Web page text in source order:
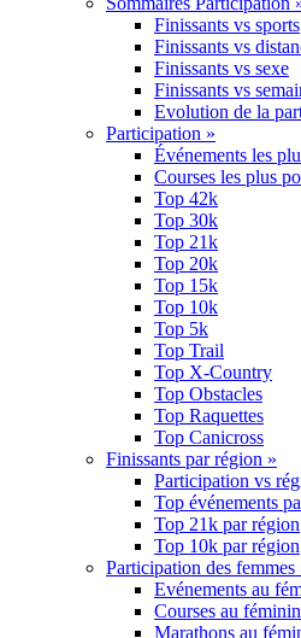
Finissants vs sports
Finissants vs
Finissants vs sexe
Finissants vs
Evolution de la
Participation »
Événements les
Courses les plus
Top 42k
Top 30k
Top 21k
Top 20k
Top 15k
Top 10k
Top 5k
Top Trail
Top X-Country
Top Obstacles
Top Raquettes
Top Canicross
Finissants par région »
Participation vs
Top événements
Top 21k par région
Top 10k par région
Participation des femmes
Evénements au
Courses au féminin
Marathons au